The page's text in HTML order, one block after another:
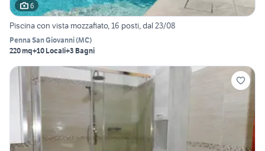
6
Piscina con vista mozzafiato, 16 posti, dal 23/08
Penna San Giovanni(MC)
220 mq+10 Locali+3 Bagni